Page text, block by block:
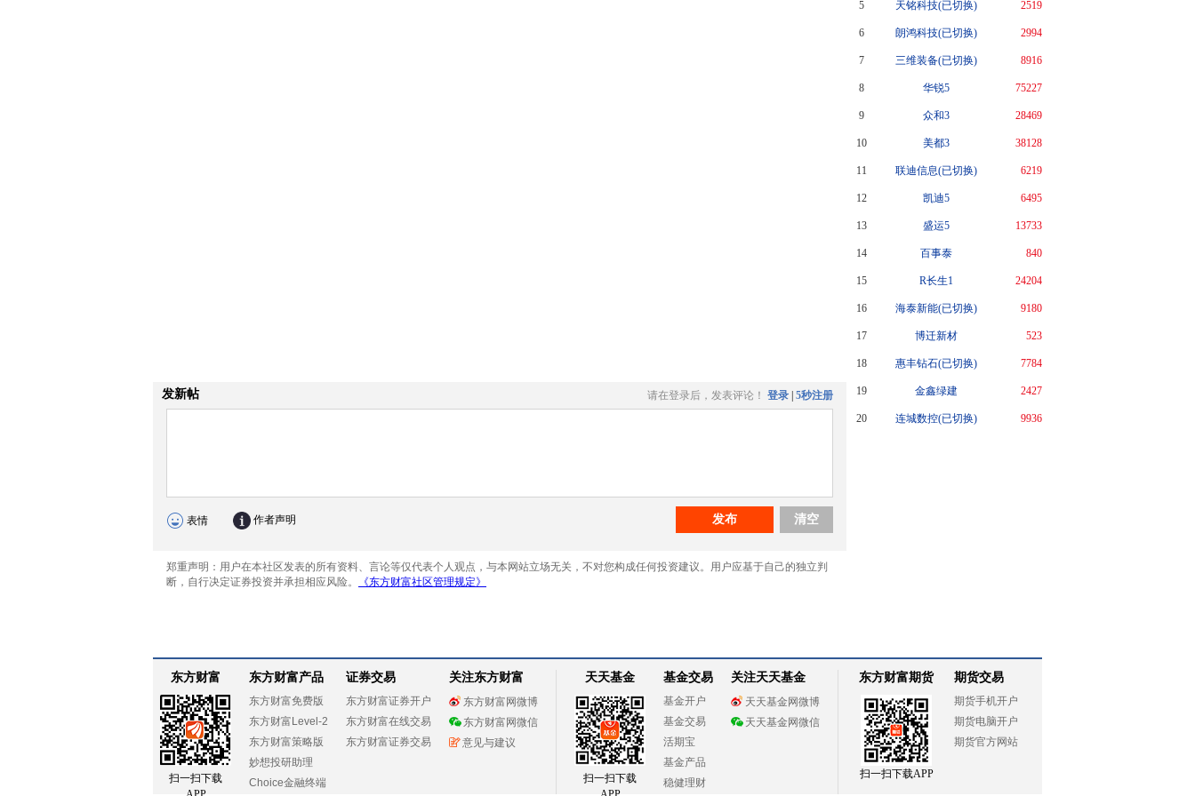
5 天铭科技(已切换) 2519
6 朗鸿科技(已切换) 2994
7 三维装备(已切换) 8916
8 华锐5 75227
9 众和3 28469
10 美都3 38128
11 联迪信息(已切换) 6219
12 凯迪5 6495
13 盛运5 13733
14 百事泰 840
15 R长生1 24204
16 海泰新能(已切换) 9180
17 博迁新材 523
18 惠丰钻石(已切换) 7784
19 金鑫绿建 2427
20 连城数控(已切换) 9936
东方财富
扫一扫下载
东方财富产品
东方财富免费版
东方财富Level-2
东方财富策略版
妙想投研助理
Choice金融终端
证券交易
东方财富证券开户
东方财富在线交易
东方财富证券交易
关注东方财富
东方财富网微博
东方财富网微信
意见与建议
天天基金
扫一扫下载
基金交易
基金开户
基金交易
活期宝
基金产品
稳健理财
关注天天基金
天天基金网微博
天天基金网微信
东方财富期货
扫一扫下载APP
期货交易
期货手机开户
期货电脑开户
期货官方网站